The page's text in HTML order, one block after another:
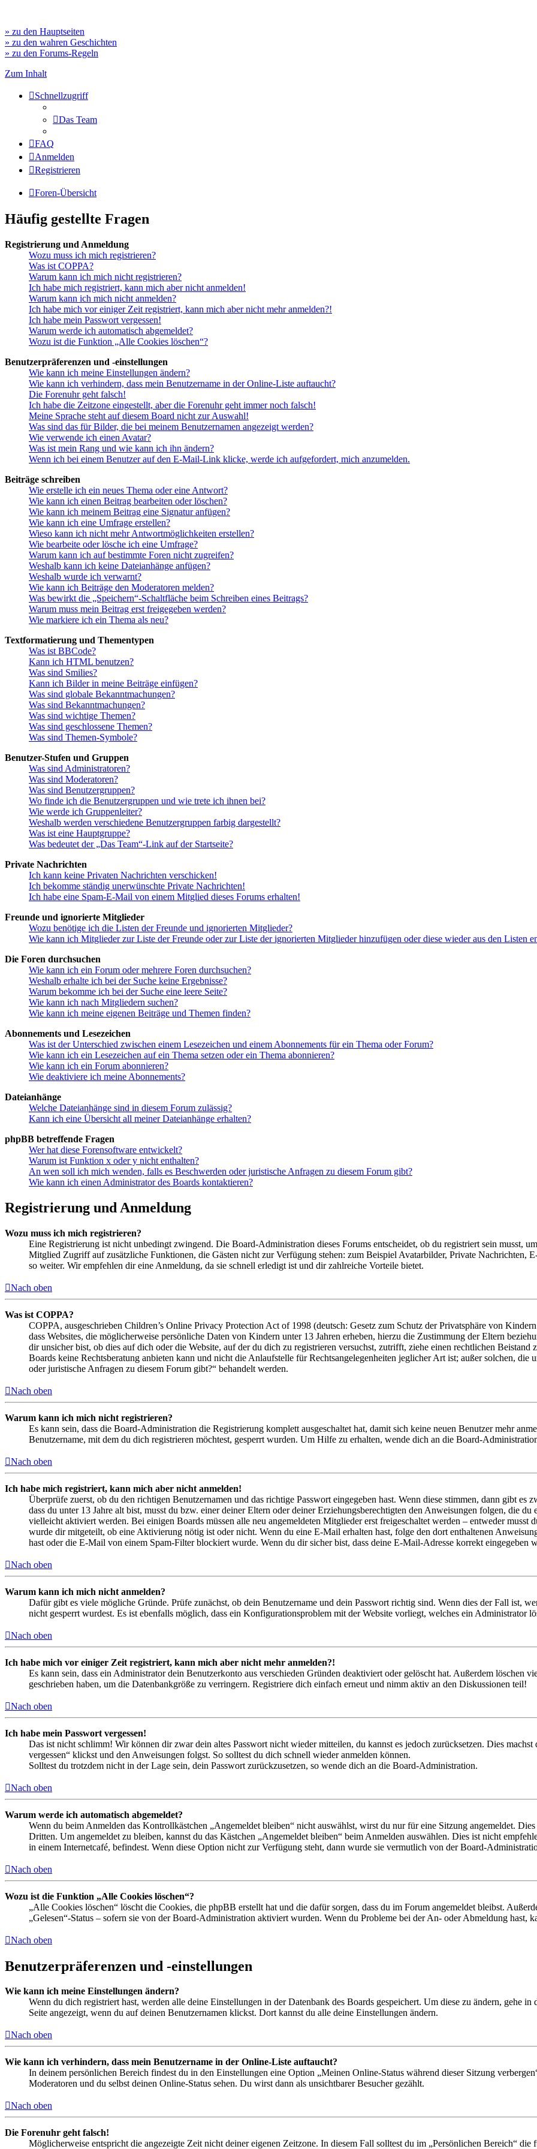
» zu den Hauptseiten
» zu den wahren Geschichten
» zu den Forums-Regeln
Zum Inhalt
Schnellzugriff
Das Team
FAQ
Anmelden
Registrieren
Foren-Übersicht
Häufig gestellte Fragen
Registrierung und Anmeldung
Wozu muss ich mich registrieren?
Was ist COPPA?
Warum kann ich mich nicht registrieren?
Ich habe mich registriert, kann mich aber nicht anmelden!
Warum kann ich mich nicht anmelden?
Ich habe mich vor einiger Zeit registriert, kann mich aber nicht mehr anmelden?!
Ich habe mein Passwort vergessen!
Warum werde ich automatisch abgemeldet?
Wozu ist die Funktion „Alle Cookies löschen“?
Benutzerpräferenzen und -einstellungen
Wie kann ich meine Einstellungen ändern?
Wie kann ich verhindern, dass mein Benutzername in der Online-Liste auftaucht?
Die Forenuhr geht falsch!
Ich habe die Zeitzone eingestellt, aber die Forenuhr geht immer noch falsch!
Meine Sprache steht auf diesem Board nicht zur Auswahl!
Was sind das für Bilder, die bei meinem Benutzernamen angezeigt werden?
Wie verwende ich einen Avatar?
Was ist mein Rang und wie kann ich ihn ändern?
Wenn ich bei einem Benutzer auf den E-Mail-Link klicke, werde ich aufgefordert, mich anzumelden.
Beiträge schreiben
Wie erstelle ich ein neues Thema oder eine Antwort?
Wie kann ich einen Beitrag bearbeiten oder löschen?
Wie kann ich meinem Beitrag eine Signatur anfügen?
Wie kann ich eine Umfrage erstellen?
Wieso kann ich nicht mehr Antwortmöglichkeiten erstellen?
Wie bearbeite oder lösche ich eine Umfrage?
Warum kann ich auf bestimmte Foren nicht zugreifen?
Weshalb kann ich keine Dateianhänge anfügen?
Weshalb wurde ich verwarnt?
Wie kann ich Beiträge den Moderatoren melden?
Was bewirkt die „Speichern“-Schaltfläche beim Schreiben eines Beitrags?
Warum muss mein Beitrag erst freigegeben werden?
Wie markiere ich ein Thema als neu?
Textformatierung und Thementypen
Was ist BBCode?
Kann ich HTML benutzen?
Was sind Smilies?
Kann ich Bilder in meine Beiträge einfügen?
Was sind globale Bekanntmachungen?
Was sind Bekanntmachungen?
Was sind wichtige Themen?
Was sind geschlossene Themen?
Was sind Themen-Symbole?
Benutzer-Stufen und Gruppen
Was sind Administratoren?
Was sind Moderatoren?
Was sind Benutzergruppen?
Wo finde ich die Benutzergruppen und wie trete ich ihnen bei?
Wie werde ich Gruppenleiter?
Weshalb werden verschiedene Benutzergruppen farbig dargestellt?
Was ist eine Hauptgruppe?
Was bedeutet der „Das Team“-Link auf der Startseite?
Private Nachrichten
Ich kann keine Privaten Nachrichten verschicken!
Ich bekomme ständig unerwünschte Private Nachrichten!
Ich habe eine Spam-E-Mail von einem Mitglied dieses Forums erhalten!
Freunde und ignorierte Mitglieder
Wozu benötige ich die Listen der Freunde und ignorierten Mitglieder?
Wie kann ich Mitglieder zur Liste der Freunde oder zur Liste der ignorierten Mitglieder hinzufügen oder diese wieder aus den Listen
Die Foren durchsuchen
Wie kann ich ein Forum oder mehrere Foren durchsuchen?
Weshalb erhalte ich bei der Suche keine Ergebnisse?
Warum bekomme ich bei der Suche eine leere Seite?
Wie kann ich nach Mitgliedern suchen?
Wie kann ich meine eigenen Beiträge und Themen finden?
Abonnements und Lesezeichen
Was ist der Unterschied zwischen einem Lesezeichen und einem Abonnements für ein Thema oder Forum?
Wie kann ich ein Lesezeichen auf ein Thema setzen oder ein Thema abonnieren?
Wie kann ich ein Forum abonnieren?
Wie deaktiviere ich meine Abonnements?
Dateianhänge
Welche Dateianhänge sind in diesem Forum zulässig?
Kann ich eine Übersicht all meiner Dateianhänge erhalten?
phpBB betreffende Fragen
Wer hat diese Forensoftware entwickelt?
Warum ist Funktion x oder y nicht enthalten?
An wen soll ich mich wenden, falls es Beschwerden oder juristische Anfragen zu diesem Forum gibt?
Wie kann ich einen Administrator des Boards kontaktieren?
Registrierung und Anmeldung
Wozu muss ich mich registrieren?
Eine Registrierung ist nicht unbedingt zwingend. Die Board-Administration dieses Forums entscheidet, ob du registriert sein musst,
Mitglied Zugriff auf zusätzliche Funktionen, die Gästen nicht zur Verfügung stehen: zum Beispiel Avatarbilder, Private Nachrichten,
so weiter. Wir empfehlen dir eine Anmeldung, da sie schnell erledigt ist und dir zahlreiche Vorteile bietet.
Nach oben
Was ist COPPA?
COPPA, ausgeschrieben Children’s Online Privacy Protection Act of 1998 (deutsch: Gesetz zum Schutz der Privatsphäre von
dass Websites, die möglicherweise persönliche Daten von Kindern unter 13 Jahren erheben, hierzu die Zustimmung der Eltern
dir unsicher bist, ob dies auf dich oder die Website, auf der du dich zu registrieren versuchst, zutrifft, ziehe einen rechtlichen
Boards keine Rechtsberatung anbieten kann und nicht die Anlaufstelle für Rechtsangelegenheiten jeglicher Art ist; außer solchen,
oder juristische Anfragen zu diesem Forum gibt?“ behandelt werden.
Nach oben
Warum kann ich mich nicht registrieren?
Es kann sein, dass die Board-Administration die Registrierung komplett ausgeschaltet hat, damit sich keine neuen Benutzer mehr
Benutzername, mit dem du dich registrieren möchtest, gesperrt wurden. Um Hilfe zu erhalten, wende dich an die Board-
Nach oben
Ich habe mich registriert, kann mich aber nicht anmelden!
Überprüfe zuerst, ob du den richtigen Benutzernamen und das richtige Passwort eingegeben hast. Wenn diese stimmen, dann gibt es
dass du unter 13 Jahre alt bist, musst du bzw. einer deiner Eltern oder deiner Erziehungsberechtigten den Anweisungen folgen, die
vielleicht aktiviert werden. Bei einigen Boards müssen alle neu angemeldeten Mitglieder erst freigeschaltet werden – entweder musst
wurde dir mitgeteilt, ob eine Aktivierung nötig ist oder nicht. Wenn du eine E-Mail erhalten hast, folge den dort enthaltenen
hast oder die E-Mail von einem Spam-Filter blockiert wurde. Wenn du dir sicher bist, dass deine E-Mail-Adresse korrekt eingegeben
Nach oben
Warum kann ich mich nicht anmelden?
Dafür gibt es viele mögliche Gründe. Prüfe zunächst, ob dein Benutzername und dein Passwort richtig sind. Wenn dies der Fall ist,
nicht gesperrt wurdest. Es ist ebenfalls möglich, dass ein Konfigurationsproblem mit der Website vorliegt, welches ein Administrator
Nach oben
Ich habe mich vor einiger Zeit registriert, kann mich aber nicht mehr anmelden?!
Es kann sein, dass ein Administrator dein Benutzerkonto aus verschieden Gründen deaktiviert oder gelöscht hat. Außerdem löschen
geschrieben haben, um die Datenbankgröße zu verringern. Registriere dich einfach erneut und nimm aktiv an den Diskussionen teil!
Nach oben
Ich habe mein Passwort vergessen!
Das ist nicht schlimm! Wir können dir zwar dein altes Passwort nicht wieder mitteilen, du kannst es jedoch zurücksetzen. Dies
vergessen“ klickst und den Anweisungen folgst. So solltest du dich schnell wieder anmelden können.
Solltest du trotzdem nicht in der Lage sein, dein Passwort zurückzusetzen, so wende dich an die Board-Administration.
Nach oben
Warum werde ich automatisch abgemeldet?
Wenn du beim Anmelden das Kontrollkästchen „Angemeldet bleiben“ nicht auswählst, wirst du nur für eine Sitzung angemeldet.
Dritten. Um angemeldet zu bleiben, kannst du das Kästchen „Angemeldet bleiben“ beim Anmelden auswählen. Dies ist nicht
in einem Internetcafé, befindest. Wenn diese Option nicht zur Verfügung steht, dann wurde sie vermutlich von der Board-
Nach oben
Wozu ist die Funktion „Alle Cookies löschen“?
„Alle Cookies löschen“ löscht die Cookies, die phpBB erstellt hat und die dafür sorgen, dass du im Forum angemeldet bleibst.
„Gelesen“-Status – sofern sie von der Board-Administration aktiviert wurden. Wenn du Probleme bei der An- oder Abmeldung hast,
Nach oben
Benutzerpräferenzen und -einstellungen
Wie kann ich meine Einstellungen ändern?
Wenn du dich registriert hast, werden alle deine Einstellungen in der Datenbank des Boards gespeichert. Um diese zu ändern, gehe
Seite angezeigt, wenn du auf deinen Benutzernamen klickst. Dort kannst du alle deine Einstellungen ändern.
Nach oben
Wie kann ich verhindern, dass mein Benutzername in der Online-Liste auftaucht?
In deinem persönlichen Bereich findest du in den Einstellungen eine Option „Meinen Online-Status während dieser Sitzung
Moderatoren und du selbst deinen Online-Status sehen. Du wirst dann als unsichtbarer Besucher gezählt.
Nach oben
Die Forenuhr geht falsch!
Möglicherweise entspricht die angezeigte Zeit nicht deiner eigenen Zeitzone. In diesem Fall solltest du im „Persönlichen Bereich“